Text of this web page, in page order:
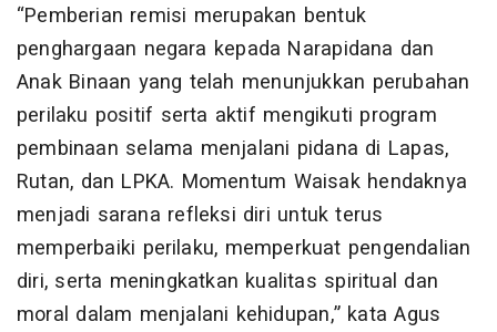
“Pemberian remisi merupakan bentuk
penghargaan negara kepada Narapidana dan
Anak Binaan yang telah menunjukkan perubahan
perilaku positif serta aktif mengikuti program
pembinaan selama menjalani pidana di Lapas,
Rutan, dan LPKA. Momentum Waisak hendaknya
menjadi sarana refleksi diri untuk terus
memperbaiki perilaku, memperkuat pengendalian
diri, serta meningkatkan kualitas spiritual dan
moral dalam menjalani kehidupan,” kata Agus